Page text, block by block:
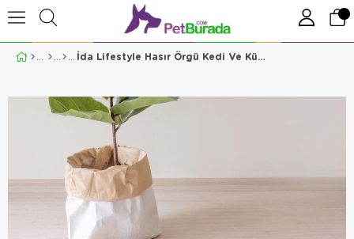
İda Lifestyle Hasır Örgü Kedi Ve Küçük Köpek Yatağı Beyaz 60 Cm